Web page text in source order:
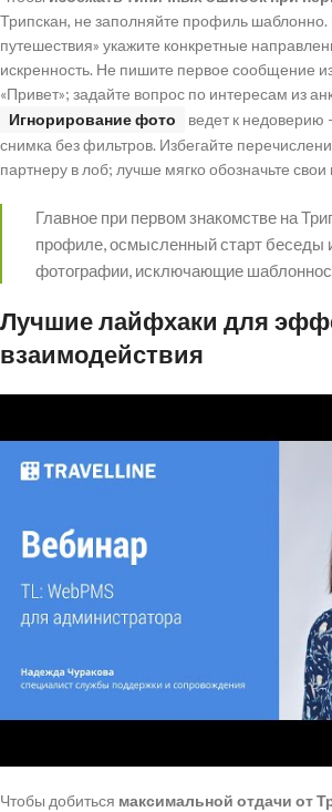
Трипскан, не заполняйте профиль
путешествия» укажите конкретные
искренность. Не пишите первое сообщение
«Привет»; задайте вопрос по интересам из
Игнорирование фото
ведет к недоверию
снимка без фильтров. Избегайте
партнеру в лоб; лучше мягко обозначьте свои
Главное при первом знакомстве на
профиле, осмысленный старт беседы
фотографии, исключающие
Лучшие лайфхаки для
взаимодействия
Чтобы добиться максимальной отдачи от